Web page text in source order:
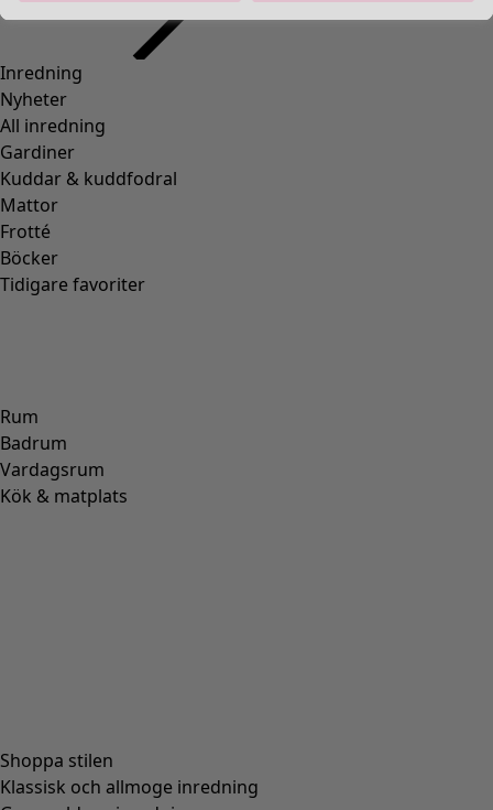
Inredning
Nyheter
All inredning
Gardiner
Kuddar & kuddfodral
Mattor
Frotté
Böcker
Tidigare favoriter
Rum
Badrum
Vardagsrum
Kök & matplats
Shoppa stilen
Klassisk och allmoge inredning